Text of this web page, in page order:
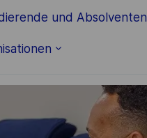
und Absolventen